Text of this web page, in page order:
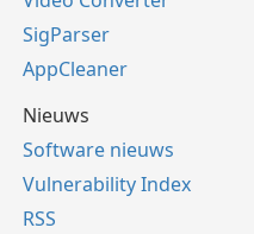
SigParser
AppCleaner
Nieuws
Software nieuws
Vulnerability Index
RSS